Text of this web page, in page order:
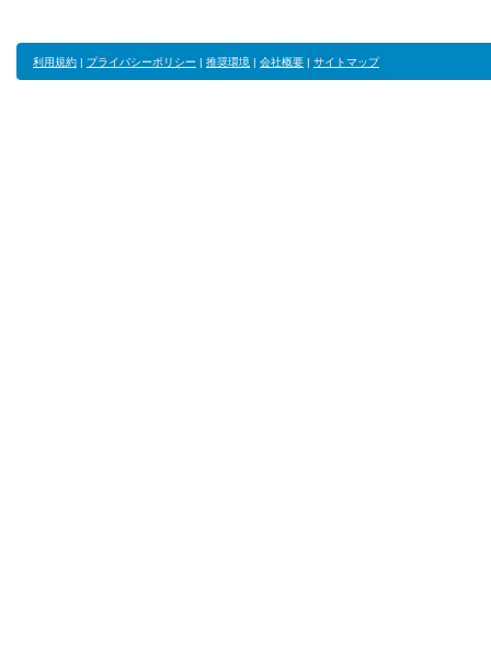
利用規約 | プライバシーポリシー | 推奨環境 | 会社概要 | サイトマップ